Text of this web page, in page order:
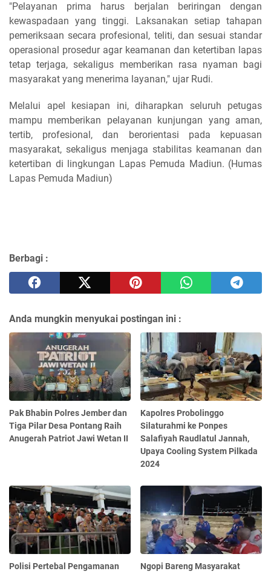
"Pelayanan prima harus berjalan beriringan dengan
kewaspadaan yang tinggi. Laksanakan setiap tahapan
pemeriksaan secara profesional, teliti, dan sesuai standar
operasional prosedur agar keamanan dan ketertiban lapas
tetap terjaga, sekaligus memberikan rasa nyaman bagi
masyarakat yang menerima layanan," ujar Rudi.
Melalui apel kesiapan ini, diharapkan seluruh petugas
mampu memberikan pelayanan kunjungan yang aman,
tertib, profesional, dan berorientasi pada kepuasan
masyarakat, sekaligus menjaga stabilitas keamanan dan
ketertiban di lingkungan Lapas Pemuda Madiun. (Humas
Lapas Pemuda Madiun)
Berbagi :
Anda mungkin menyukai postingan ini :
Pak Bhabin Polres Jember dan
Tiga Pilar Desa Pontang Raih
Anugerah Patriot Jawi Wetan II
Kapolres Probolinggo
Silaturahmi ke Ponpes
Salafiyah Raudlatul Jannah,
Upaya Cooling System Pilkada
2024
Polisi Pertebal Pengamanan
Ngopi Bareng Masyarakat